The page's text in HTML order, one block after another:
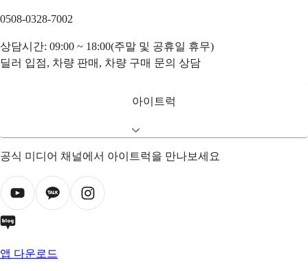
0508-0328-7002
상담시간: 09:00 ~ 18:00(주말 및 공휴일 휴무)
딜러 입점, 차량 판매, 차량 구매 문의 상담
아이트럭
공식 미디어 채널에서 아이트럭을 만나보세요
앱 다운로드